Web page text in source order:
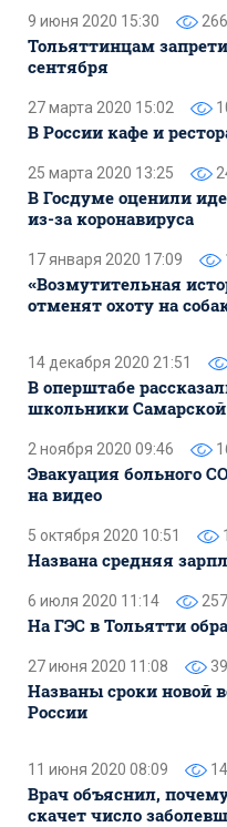
9 июня 2020 15:30
Тольяттинцам
сентября
27 марта 2020 15:02
В России кафе и
25 марта 2020 13:25
В Госдуме оценили
из-за коронавируса
17 января 2020 17:09
«Возмутительная
отменят охоту на
14 декабря 2020 21:51
В оперштабе
школьники Самарской
2 ноября 2020 09:46
Эвакуация больного
на видео
5 октября 2020 10:51
Названа средняя
6 июля 2020 11:14
На ГЭС в Тольятти
27 июня 2020 11:08
Названы сроки новой
России
11 июня 2020 08:09
Врач объяснил,
скачет число